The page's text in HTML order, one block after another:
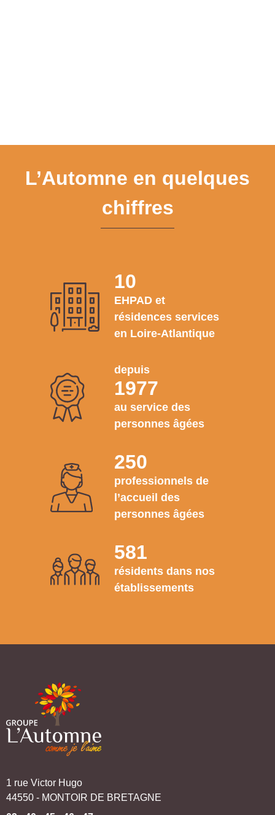
L’Automne en quelques
chiffres
10
EHPAD et
résidences services
en Loire-Atlantique
depuis
1977
au service des
personnes âgées
250
professionnels de
l’accueil des
personnes âgées
581
résidents dans nos
établissements
1 rue Victor Hugo
44550 - MONTOIR DE BRETAGNE